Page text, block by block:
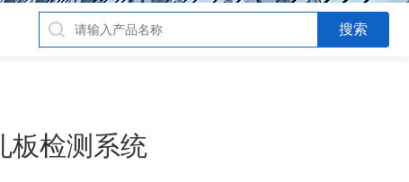
板检测系统